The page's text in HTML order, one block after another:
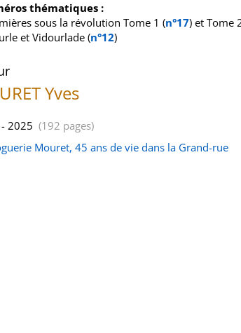
thématiques :
sous la révolution Tome 1 (n°17) et Tome
et Vidourlade (n°12)
Yves
- 2025 (192 pages)
Mouret, 45 ans de vie dans la Grand-rue